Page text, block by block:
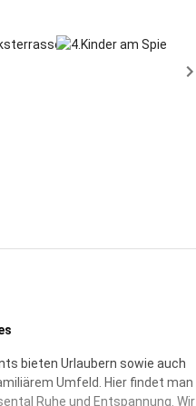
bieten Urlaubern sowie auch
Umfeld. Hier findet man
Ruhe und Entspannung. Wir